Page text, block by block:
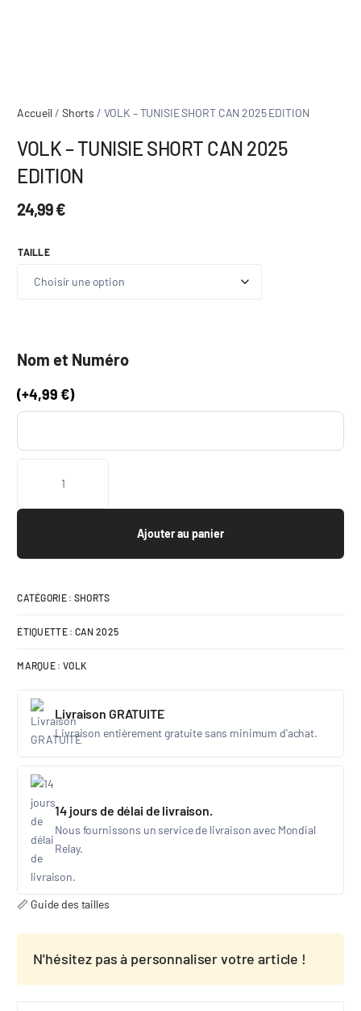
Accueil / Shorts / VOLK – TUNISIE SHORT CAN 2025 EDITION
VOLK – TUNISIE SHORT CAN 2025
EDITION
24,99€
TAILLE
Nom et Numéro
(+4,99€)
Ajouter au panier
CATÉGORIE : SHORTS
ÉTIQUETTE : CAN 2025
MARQUE : VOLK
Livraison GRATUITE
Livraison entièrement gratuite sans minimum d'achat.
14 jours de délai de livraison.
Nous fournissons un service de livraison avec Mondial
Relay.
📏 Guide des tailles
N'hésitez pas à personnaliser votre article !